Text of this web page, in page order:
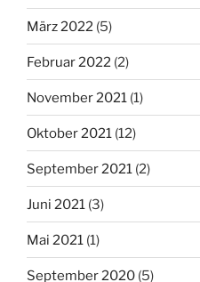
März 2022 (5)
Februar 2022 (2)
November 2021 (1)
Oktober 2021 (12)
September 2021 (2)
Juni 2021 (3)
Mai 2021 (1)
September 2020 (5)